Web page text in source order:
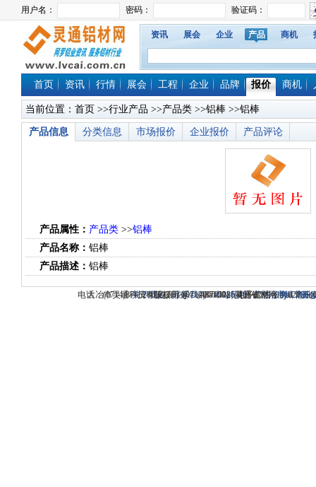
资讯 展会 企业 产品 商机
首页 资讯 行情 展会 工程 企业 品牌 报价 商机
当前位置： 首页 >>行业产品 >>产品类 >>铝棒 >>铝棒
产品信息 分类信息 市场报价 企业报价 产品评论
产品属性： 产品类 >>铝棒
产品名称： 铝棒
产品描述： 铝棒
关于我们-联系我们-本站招聘-广告服务-商业
电话：(0714)8765286 传真：(0714)8765285 电子邮件：
大冶市灵通科技有限公司 @ （435100）湖北省大冶市城北开
版权所有 © 2006-2026灵通铝材网鄂ICP备